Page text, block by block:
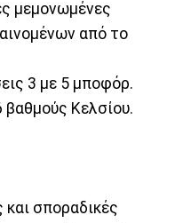
μεμονωμένες
από το
3 με 5 μποφόρ.
Κελσίου.
σποραδικές